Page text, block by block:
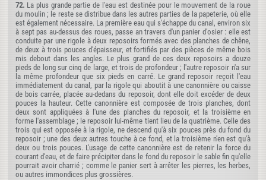
72. La plus grande partie de l'eau est destinée pour le mouvement de la roue
du moulin ; le reste se distribue dans les autres parties de la papeterie, où elle
est également nécessaire. La première eau qui s'échappe du canal, environ six
à sept pas au-dessus des roues, passe an travers d'un panier d'osier : elle est
conduite par une rigole à deux reposoirs formés avec des planches de chêne,
de deux à trois pouces d'épaisseur, et fortifiés par des pièces de même bois
mis debout dans les angles. Le plus grand de ces deux reposoirs a douze
pieds de long sur cinq de large, et trois de profondeur ; l'autre reposoir n'a sur
la même profondeur que six pieds en carré. Le grand reposoir reçoit l'eau
immédiatement du canal, par la rigole qui aboutit à une canonnière ou caisse
de bois carrée, placée au-dedans du reposoir, dont elle doit excéder de deux
pouces la hauteur. Cette canonnière est composée de trois planches, dont
deux sont appliquées à l'une des planches du reposoir, et la troisième en
forme l'assemblage ; le reposoir lui-même tient lieu de la quatrième. Celle des
trois qui est opposée à la rigole, ne descend qu'à six pouces près du fond du
reposoir ; une des deux autres touche à ce fond, et la troisième n'en est qu'à
deux ou trois pouces. L'usage de cette canonnière est de retenir la force du
courant d'eau, et de faire précipiter dans le fond du reposoir le sable fin qu'elle
pourrait avoir charrié ; comme le panier sert à arrêter les pierres, les herbes,
ou autres immondices plus grossières.